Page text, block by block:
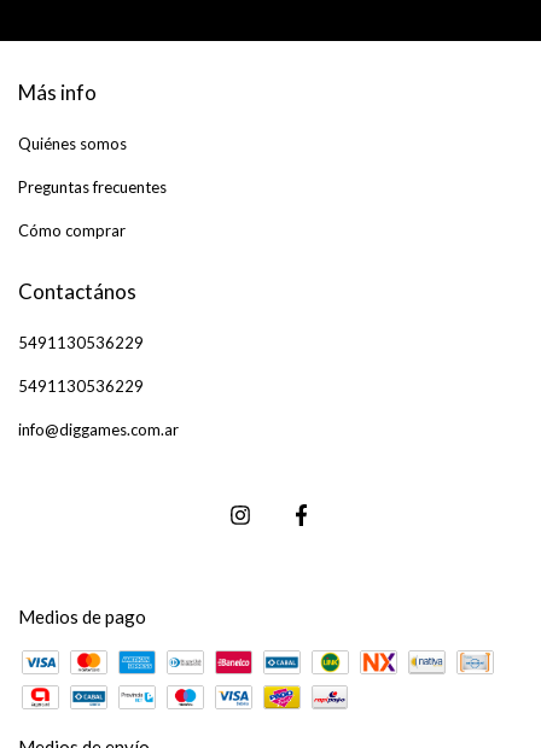
Más info
Quiénes somos
Preguntas frecuentes
Cómo comprar
Contactános
5491130536229
5491130536229
info@diggames.com.ar
Medios de pago